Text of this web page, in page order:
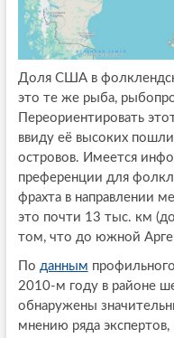
Доля США в
это те же рыба,
Переориентировать
ввиду её высоких
островов. Имеется
преференции для
фрахта в направлении
это почти 13 тыс. км
том, что до южной
По данным
2010-м году в районе
обнаружены
мнению ряда